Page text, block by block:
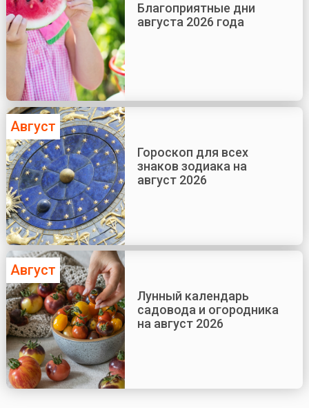
Благоприятные дни
августа 2026 года
Август
Гороскоп для всех
знаков зодиака на
август 2026
Август
Лунный календарь
садовода и огородника
на август 2026